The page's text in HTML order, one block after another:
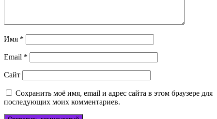
Имя *
Email *
Сайт
Сохранить моё имя, email и адрес сайта в этом браузере для
последующих моих комментариев.